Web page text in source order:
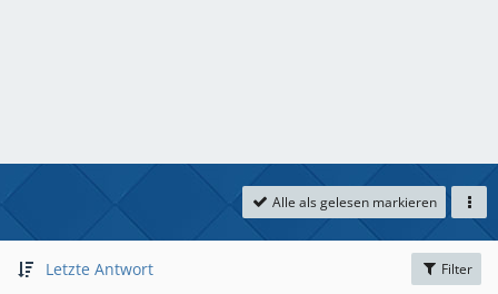
Alle als gelesen markieren
Letzte Antwort Filter